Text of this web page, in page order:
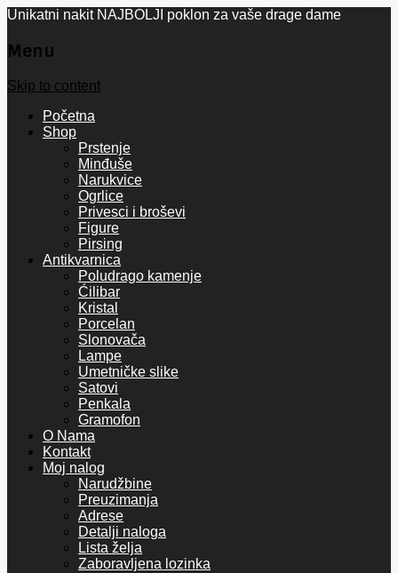
Unikatni nakit NAJBOLJI poklon za vaše drage dame
Menu
Skip to content
Početna
Shop
Prstenje
Minđuše
Narukvice
Ogrlice
Privesci i broševi
Figure
Pirsing
Antikvarnica
Poludrago kamenje
Ćilibar
Kristal
Porcelan
Slonovača
Lampe
Umetničke slike
Satovi
Penkala
Gramofon
O Nama
Kontakt
Moj nalog
Narudžbine
Preuzimanja
Adrese
Detalji naloga
Lista želja
Zaboravljena lozinka